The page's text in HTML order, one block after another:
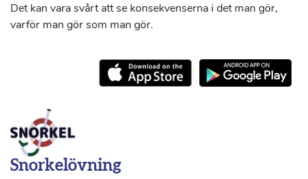
Det kan vara svårt att se konsekvenserna i det man gör,
varför man gör som man gör.
Snorkelövning